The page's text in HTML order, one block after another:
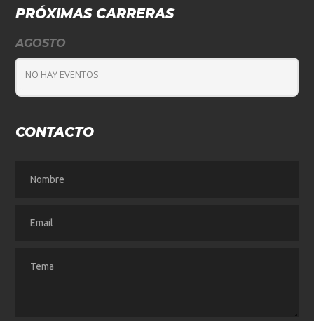
PRÓXIMAS CARRERAS
AGOSTO
NO HAY EVENTOS
CONTACTO